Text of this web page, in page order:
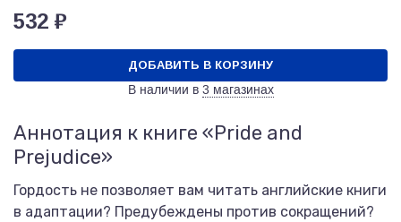
532 ₽
ДОБАВИТЬ В КОРЗИНУ
В наличии в 3 магазинах
Аннотация к книге «Pride and
Prejudice»
Гордость не позволяет вам читать английские книги
в адаптации? Предубеждены против сокращений?